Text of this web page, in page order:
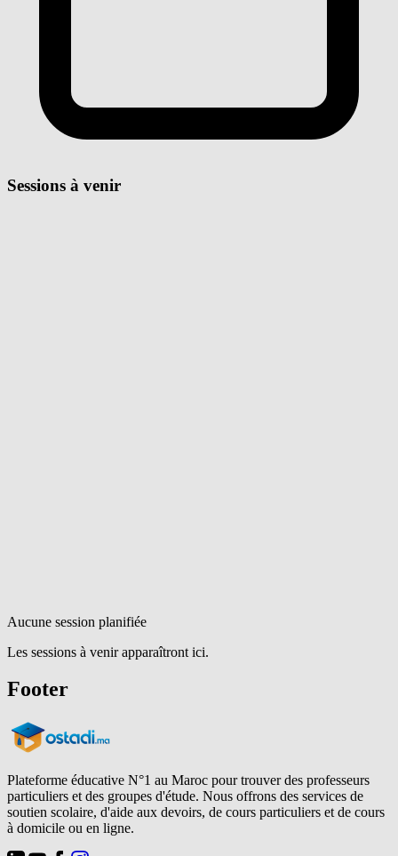
Sessions à venir
Aucune session planifiée
Les sessions à venir apparaîtront ici.
Footer
Plateforme éducative N°1 au Maroc pour trouver des professeurs
particuliers et des groupes d'étude. Nous offrons des services de
soutien scolaire, d'aide aux devoirs, de cours particuliers et de cours
à domicile ou en ligne.